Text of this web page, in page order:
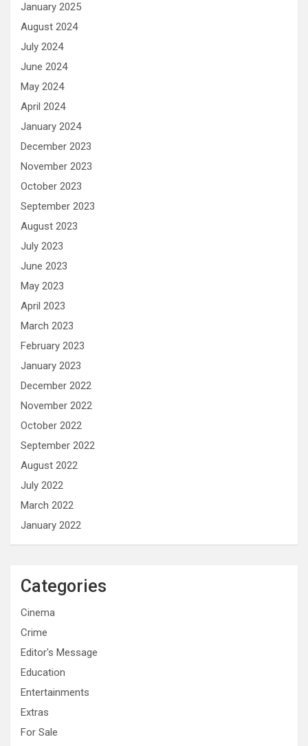
January 2025
August 2024
July 2024
June 2024
May 2024
April 2024
January 2024
December 2023
November 2023
October 2023
September 2023
August 2023
July 2023
June 2023
May 2023
April 2023
March 2023
February 2023
January 2023
December 2022
November 2022
October 2022
September 2022
August 2022
July 2022
March 2022
January 2022
Categories
Cinema
Crime
Editor's Message
Education
Entertainments
Extras
For Sale